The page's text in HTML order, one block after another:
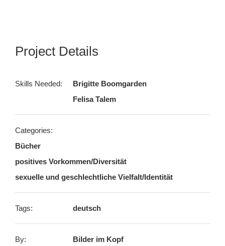
Project Details
Skills Needed:
Brigitte Boomgarden
Felisa Talem
Categories:
Bücher
positives Vorkommen/Diversität
sexuelle und geschlechtliche Vielfalt/Identität
Tags: deutsch
By: Bilder im Kopf